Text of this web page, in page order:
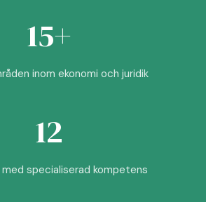
15+
inom ekonomi och juridik
12
med specialiserad kompetens